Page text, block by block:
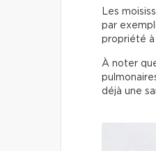
Les
par
propriété à
À noter
déjà une